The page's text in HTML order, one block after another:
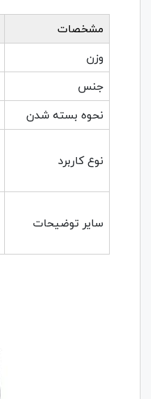
مشخصات
وزن
جنس
نحوه بسته شدن
نوع کاربرد
سایر توضیحات